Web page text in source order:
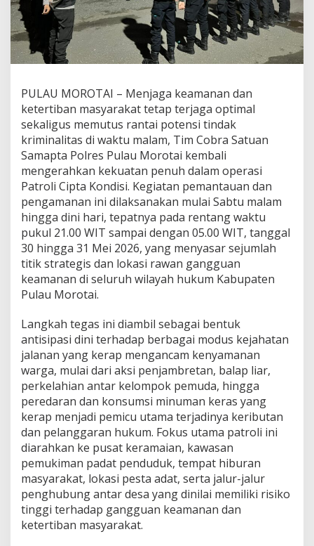
e
s
P
u
l
a
M
o
r
o
t
a
i
I
n
t
e
n
s
i
f
k
P
t
r
o
l
C
i
p
t
a
K
o
n
d
i
s
PULAU MOROTAI – Menjaga keamanan dan
ketertiban masyarakat tetap terjaga optimal
sekaligus memutus rantai potensi tindak
kriminalitas di waktu malam, Tim Cobra Satuan
Samapta Polres Pulau Morotai kembali
mengerahkan kekuatan penuh dalam operasi
Patroli Cipta Kondisi. Kegiatan pemantauan dan
pengamanan ini dilaksanakan mulai Sabtu malam
hingga dini hari, tepatnya pada rentang waktu
pukul 21.00 WIT sampai dengan 05.00 WIT, tanggal
30 hingga 31 Mei 2026, yang menyasar sejumlah
titik strategis dan lokasi rawan gangguan
keamanan di seluruh wilayah hukum Kabupaten
Pulau Morotai.
Langkah tegas ini diambil sebagai bentuk
antisipasi dini terhadap berbagai modus kejahatan
jalanan yang kerap mengancam kenyamanan
warga, mulai dari aksi penjambretan, balap liar,
perkelahian antar kelompok pemuda, hingga
peredaran dan konsumsi minuman keras yang
kerap menjadi pemicu utama terjadinya keributan
dan pelanggaran hukum. Fokus utama patroli ini
diarahkan ke pusat keramaian, kawasan
pemukiman padat penduduk, tempat hiburan
masyarakat, lokasi pesta adat, serta jalur-jalur
penghubung antar desa yang dinilai memiliki risiko
tinggi terhadap gangguan keamanan dan
ketertiban masyarakat.